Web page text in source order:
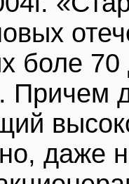
боле
Причем
даже